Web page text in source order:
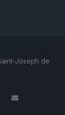
Joseph de
+961 (1) 421 000